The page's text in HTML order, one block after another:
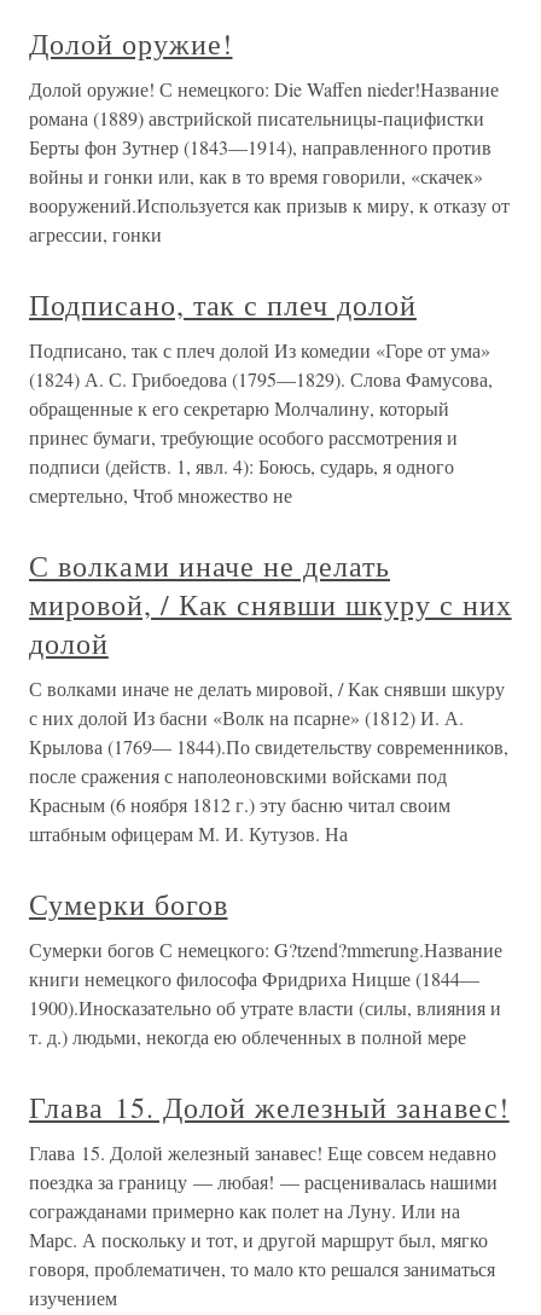
Долой оружие!
Долой оружие! С немецкого: Die Waffen nieder!Название
романа (1889) австрийской писательницы-пацифистки
Берты фон Зутнер (1843—1914), направленного против
войны и гонки или, как в то время говорили, «скачек»
вооружений.Используется как призыв к миру, к отказу от
агрессии, гонки
Подписано, так с плеч долой
Подписано, так с плеч долой Из комедии «Горе от ума»
(1824) А. С. Грибоедова (1795—1829). Слова Фамусова,
обращенные к его секретарю Молчалину, который
принес бумаги, требующие особого рассмотрения и
подписи (действ. 1, явл. 4): Боюсь, сударь, я одного
смертельно, Чтоб множество не
С волками иначе не делать
мировой, / Как снявши шкуру с них
долой
С волками иначе не делать мировой, / Как снявши шкуру
с них долой Из басни «Волк на псарне» (1812) И. А.
Крылова (1769— 1844).По свидетельству современников,
после сражения с наполеоновскими войсками под
Красным (6 ноября 1812 г.) эту басню читал своим
штабным офицерам М. И. Кутузов. На
Сумерки богов
Сумерки богов С немецкого: G?tzend?mmerung.Название
книги немецкого философа Фридриха Ницше (1844—
1900).Иносказательно об утрате власти (силы, влияния и
т. д.) людьми, некогда ею облеченных в полной мере
Глава 15. Долой железный занавес!
Глава 15. Долой железный занавес! Еще совсем недавно
поездка за границу — любая! — расценивалась нашими
согражданами примерно как полет на Луну. Или на
Марс. А поскольку и тот, и другой маршрут был, мягко
говоря, проблематичен, то мало кто решался заниматься
изучением